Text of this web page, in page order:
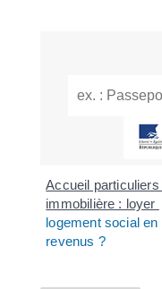
Accueil particuliers
immobilière : loyer
logement social
revenus ?